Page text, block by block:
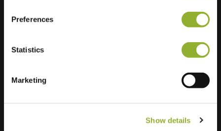
Preferences
Statistics
Marketing
Show details